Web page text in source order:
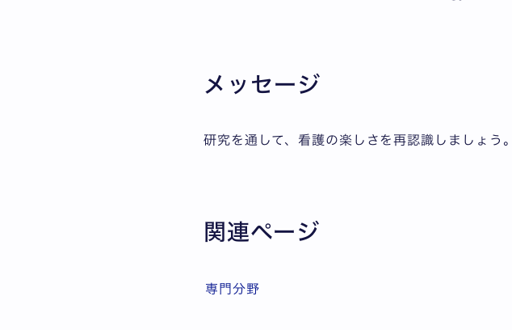
メッセージ
研究を通して、看護の楽しさを再認識しましょう。
関連ページ
専門分野